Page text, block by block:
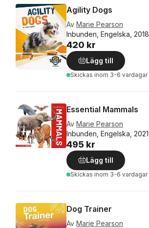
Agility Dogs
Av Marie Pearson
Inbunden, Engelska, 2018
420 kr
Lägg till
Skickas inom 3-6 vardagar
Essential Mammals
Av Marie Pearson
Inbunden, Engelska, 2021
495 kr
Lägg till
Skickas inom 3-6 vardagar
Dog Trainer
Av Marie Pearson